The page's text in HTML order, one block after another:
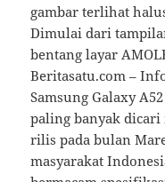
gambar terlihat
Dimulai dari
bentang layar
Beritasatu.com –
Samsung Galaxy
paling banyak dicari
rilis pada bulan
masyarakat